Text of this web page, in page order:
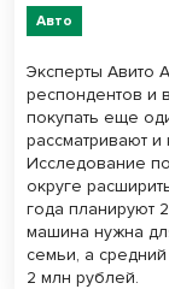
Авто
Эксперты Авито
респондентов и
покупать еще
рассматривают
Исследование
округе
года планируют
машина нужна
семьи, а
2 млн рублей.